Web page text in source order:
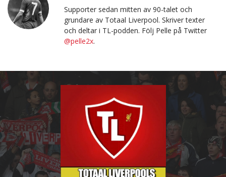
Supporter sedan mitten av 90-talet och
grundare av Totaal Liverpool. Skriver texter
och deltar i TL-podden. Följ Pelle på Twitter
@pelle2x.